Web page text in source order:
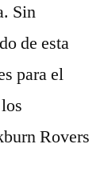
Sin
de esta
para el
Rovers